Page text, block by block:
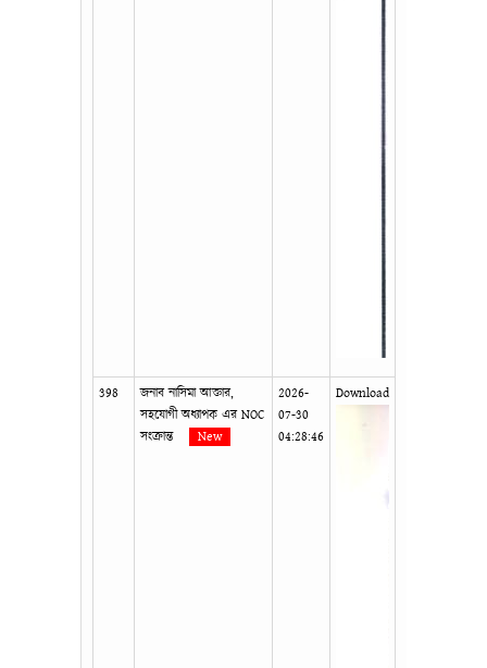
398
জনাব নাসিমা আক্তার,
সহযোগী অধ্যাপক এর NOC
সংক্রান্ত
New
2026-
07-30
04:28:46
Download